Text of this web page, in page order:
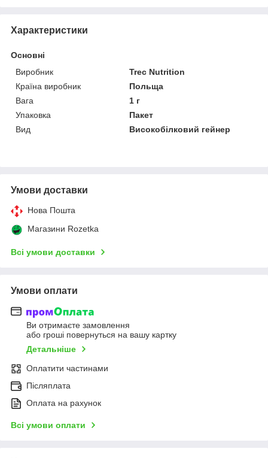
Характеристики
Основні
Виробник
Trec Nutrition
Країна виробник
Польща
Вага
1 г
Упаковка
Пакет
Вид
Високобілковий гейнер
Умови доставки
Нова Пошта
Магазини Rozetka
Всі умови доставки
Умови оплати
Ви отримаєте замовлення
або гроші повернуться на вашу картку
Детальніше
Оплатити частинами
Післяплата
Оплата на рахунок
Всі умови оплати